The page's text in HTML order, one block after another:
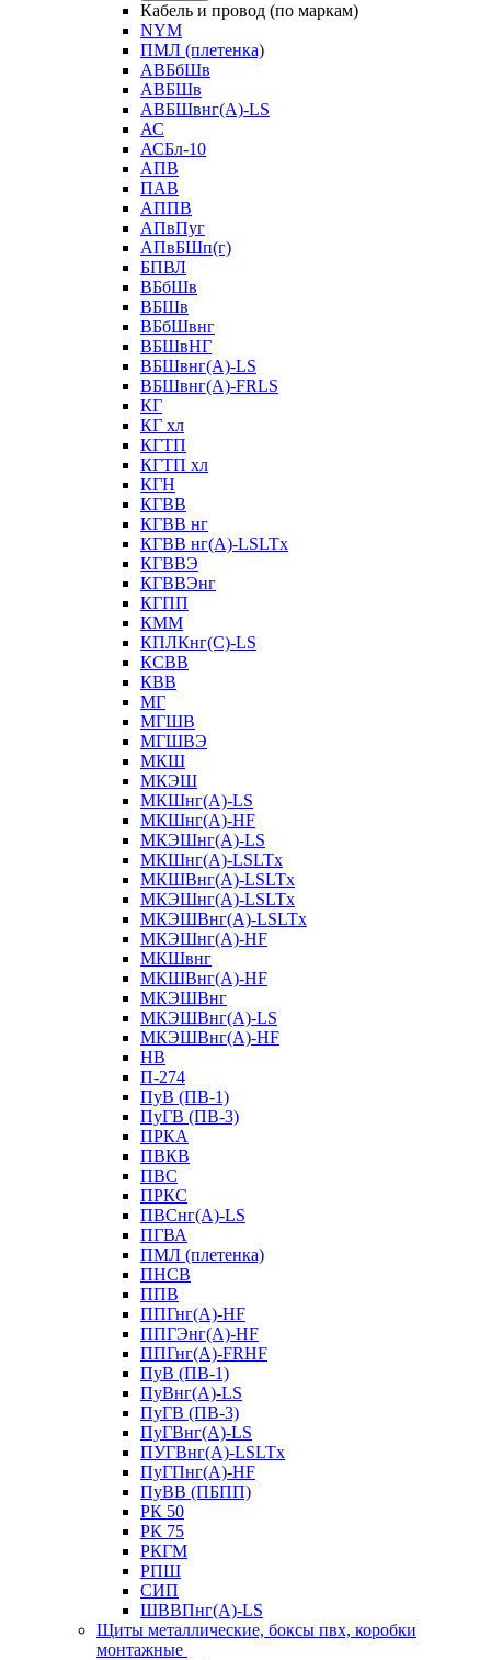
Кабель и провод (по маркам)
NYM
ПМЛ (плетенка)
АВБбШв
АВБШв
АВБШвнг(А)-LS
АС
АСБл-10
АПВ
ПАВ
АППВ
АПвПуг
АПвБШп(г)
БПВЛ
ВБбШв
ВБШв
ВБбШвнг
ВБШвНГ
ВБШвнг(А)-LS
ВБШвнг(А)-FRLS
КГ
КГ хл
КГТП
КГТП хл
КГН
КГВВ
КГВВ нг
КГВВ нг(А)-LSLTx
КГВВЭ
КГВВЭнг
КГПП
КММ
КПЛКнг(C)-LS
КСВВ
КВВ
МГ
МГШВ
МГШВЭ
МКШ
МКЭШ
МКШнг(А)-LS
МКШнг(А)-HF
МКЭШнг(А)-LS
МКШнг(А)-LSLTx
МКШВнг(A)-LSLTx
МКЭШнг(А)-LSLTx
МКЭШВнг(A)-LSLTx
МКЭШнг(А)-HF
МКШвнг
МКШВнг(А)-HF
МКЭШВнг
МКЭШВнг(А)-LS
МКЭШВнг(А)-HF
НВ
П-274
ПуВ (ПВ-1)
ПуГВ (ПВ-3)
ПРКА
ПВКВ
ПВС
ПРКС
ПВСнг(А)-LS
ПГВА
ПМЛ (плетенка)
ПНСВ
ППВ
ППГнг(А)-HF
ППГЭнг(А)-HF
ППГнг(А)-FRHF
ПуВ (ПВ-1)
ПуВнг(А)-LS
ПуГВ (ПВ-3)
ПуГВнг(А)-LS
ПУГВнг(А)-LSLTx
ПуГПнг(А)-HF
ПуВВ (ПБПП)
РК 50
РК 75
РКГМ
РПШ
СИП
ШВВПнг(А)-LS
Щиты металлические, боксы пвх, коробки
монтажные